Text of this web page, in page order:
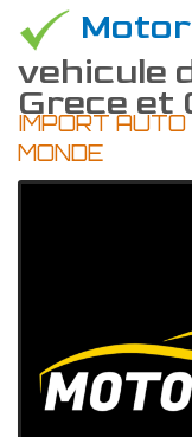
vehicule
Grece et
IMPORT
MONDE